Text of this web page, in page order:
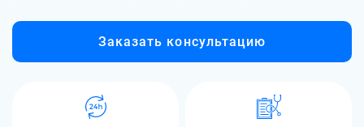
Заказать консультацию